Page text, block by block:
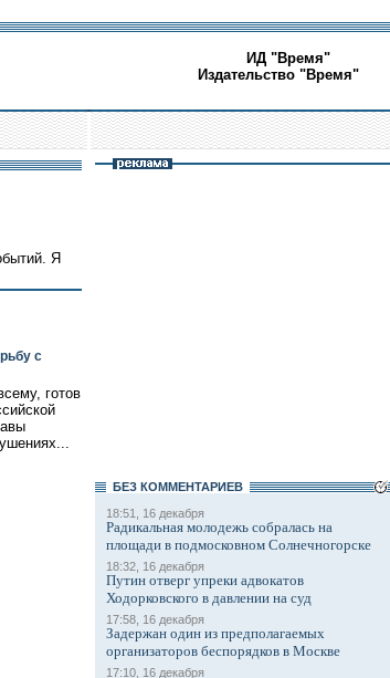
ИД "Время"
Издательство "Время"
Я
с
готов
БЕЗ КОМMЕНТАРИЕВ
18:51, 16 декабря
Радикальная молодежь собралась на
площади в подмосковном Солнечногорске
18:32, 16 декабря
Путин отверг упреки адвокатов
Ходорковского в давлении на суд
17:58, 16 декабря
Задержан один из предполагаемых
организаторов беспорядков в Москве
17:10, 16 декабря